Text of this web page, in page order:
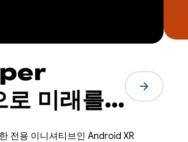
미래를
세요!
arrow_forward
전용 이니셔티브인 Android XR